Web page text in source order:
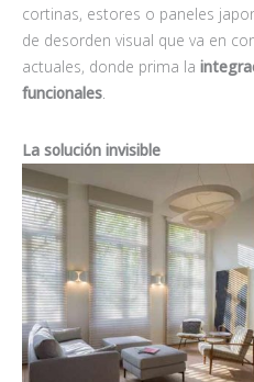
cortinas, estores o paneles
de desorden visual que va en
actuales, donde prima la
funcionales.
La solución invisible